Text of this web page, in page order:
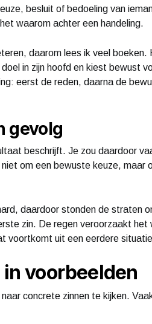
besluit of bedoeling van
waarom achter een handeling.
daarom lees ik veel boeken.
in zijn hoofd en kiest bewust
eerst de reden, daarna de
gevolg
beschrijft. Je zou daardoor
om een bewuste keuze, maar
daardoor stonden de straten
zin. De regen veroorzaakt
voortkomt uit een eerdere
voorbeelden
concrete zinnen te kijken.